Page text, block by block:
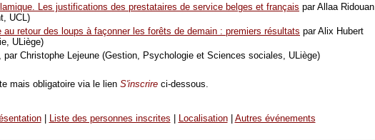
Les justifications des prestataires de service belges et français par Allaa Ridouan
UCL)
au retour des loups à façonner les forêts de demain : premiers résultats par Alix Hubert
ULiège)
par Christophe Lejeune (Gestion, Psychologie et Sciences sociales, ULiège)
mais obligatoire via le lien S'inscrire ci-dessous.
| Liste des personnes inscrites Localisation| Autres événements